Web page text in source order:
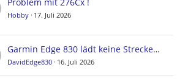
Hobby 17. Juli 2026
Garmin Edge 830 lädt keine Strecken mehr von Komoot
DavidEdge830 16. Juli 2026